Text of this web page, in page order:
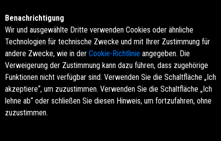
Benachrichtigung
Wir und ausgewählte Dritte verwenden Cookies oder ähnliche
Technologien für technische Zwecke und mit Ihrer Zustimmung für
andere Zwecke, wie in der Cookie-Richtlinie angegeben. Die
Verweigerung der Zustimmung kann dazu führen, dass zugehörige
Funktionen nicht verfügbar sind. Verwenden Sie die Schaltfläche „Ich
akzeptiere“, um zuzustimmen. Verwenden Sie die Schaltfläche „Ich
lehne ab“ oder schließen Sie diesen Hinweis, um fortzufahren, ohne
zuzustimmen.